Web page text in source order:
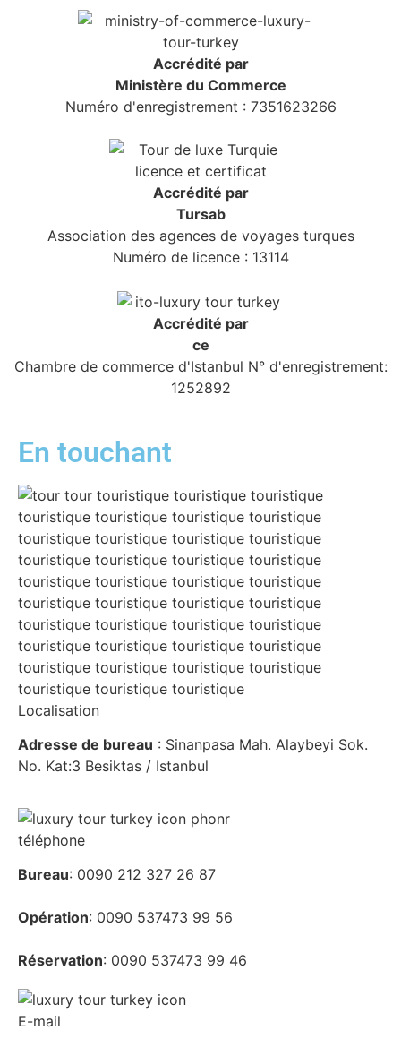
Accrédité par
Ministère du Commerce
Numéro d'enregistrement : 7351623266
Accrédité par
Tursab
Association des agences de voyages turques
Numéro de licence : 13114
Accrédité par
ce
Chambre de commerce d'Istanbul N° d'enregistrement:
1252892
En touchant
Localisation
Adresse de bureau : Sinanpasa Mah. Alaybeyi Sok.
No. Kat:3 Besiktas / Istanbul
téléphone
Bureau: 0090 212 327 26 87
Opération: 0090 537473 99 56
Réservation: 0090 537473 99 46
E-mail